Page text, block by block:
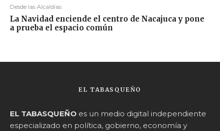
Desde las Alcaldías
La Navidad enciende el centro de Nacajuca y pone
a prueba el espacio común
EL TABASQUEÑO
EL TABASQUEÑO es un medio digital independiente
especializado en política, gobierno, economía y